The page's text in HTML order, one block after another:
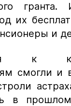
гранта.
их
и
к
смогли и
в